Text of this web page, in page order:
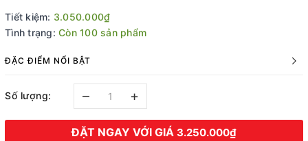
Tiết kiệm: 3.050.000₫
Tình trạng: Còn 100 sản phẩm
ĐẶC ĐIỂM NỔI BẬT
Số lượng: – +
ĐẶT NGAY VỚI GIÁ 3.250.000₫